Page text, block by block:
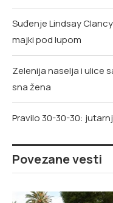
Suđenje Lindsay
majki pod lupom
Zelenija naselja i ulice
sna žena
Pravilo 30-30-30:
Povezane vesti